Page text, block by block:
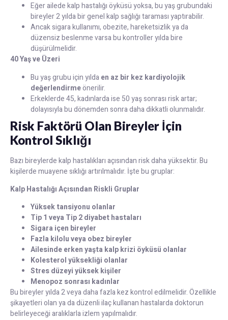
Eğer ailede kalp hastalığı öyküsü yoksa, bu yaş grubundaki
bireyler 2 yılda bir genel kalp sağlığı taraması yaptırabilir.
Ancak sigara kullanımı, obezite, hareketsizlik ya da
düzensiz beslenme varsa bu kontroller yılda bire
düşürülmelidir.
40 Yaş ve Üzeri
Bu yaş grubu için yıldaen az bir kez kardiyolojik
değerlendirmeönerilir.
Erkeklerde 45, kadınlarda ise 50 yaş sonrası risk artar;
dolayısıyla bu dönemden sonra daha dikkatli olunmalıdır.
Risk Faktörü Olan Bireyler İçin
Kontrol Sıklığı
Bazı bireylerde kalp hastalıkları açısından risk daha yüksektir. Bu
kişilerde muayene sıklığı artırılmalıdır. İşte bu gruplar:
Kalp Hastalığı Açısından Riskli Gruplar
Yüksek tansiyonu olanlar
Tip 1 veya Tip 2 diyabet hastaları
Sigara içen bireyler
Fazla kilolu veya obez bireyler
Ailesinde erken yaşta kalp krizi öyküsü olanlar
Kolesterol yüksekliği olanlar
Stres düzeyi yüksek kişiler
Menopoz sonrası kadınlar
Bu bireyler yılda 2 veya daha fazla kez kontrol edilmelidir. Özellikle
şikayetleri olan ya da düzenli ilaç kullanan hastalarda doktorun
belirleyeceği aralıklarla izlem yapılmalıdır.